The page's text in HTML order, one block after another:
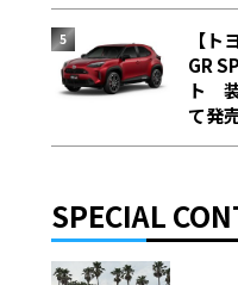
【ト
GR
ト
て発
SPECIAL